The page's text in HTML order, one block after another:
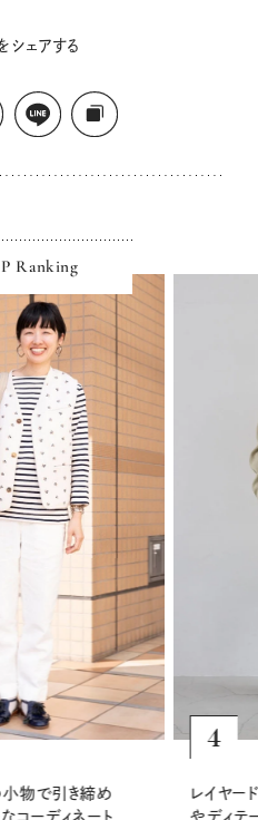
シェアする
Ranking
の装いは、小物
らしさを重ねて
5
淡色トー
キルティ